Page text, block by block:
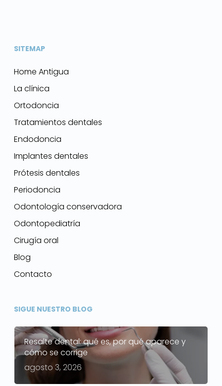
SITEMAP
Home Antigua
La clínica
Ortodoncia
Tratamientos dentales
Endodoncia
Implantes dentales
Prótesis dentales
Periodoncia
Odontología conservadora
Odontopediatría
Cirugía oral
Blog
Contacto
SIGUE NUESTRO BLOG
Resalte dental: qué es, por qué aparece y
cómo se corrige
agosto 3, 2026